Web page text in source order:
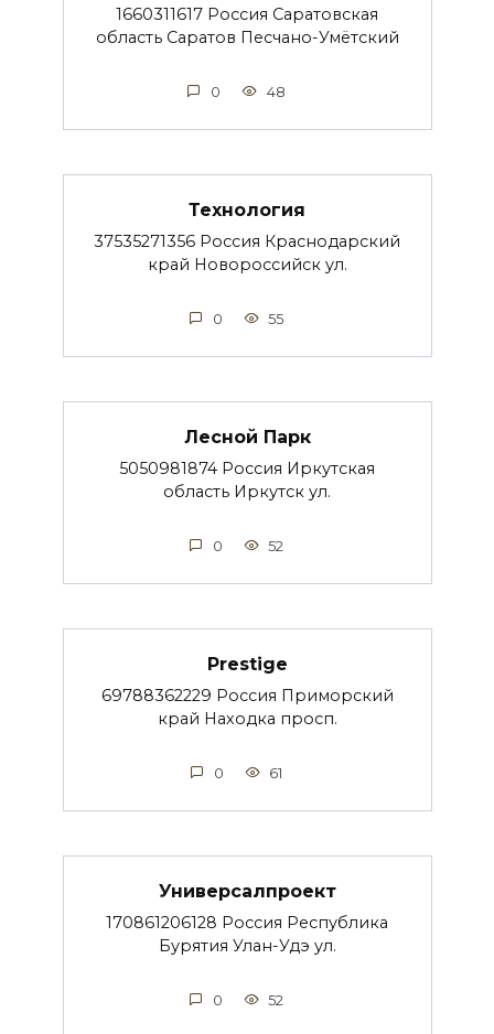
1660311617 Россия Саратовская
область Саратов Песчано-Умётский
0 48
Технология
37535271356 Россия Краснодарский
край Новороссийск ул.
0 55
Лесной Парк
5050981874 Россия Иркутская
область Иркутск ул.
0 52
Prestige
69788362229 Россия Приморский
край Находка просп.
0 61
Универсалпроект
170861206128 Россия Республика
Бурятия Улан-Удэ ул.
0 52